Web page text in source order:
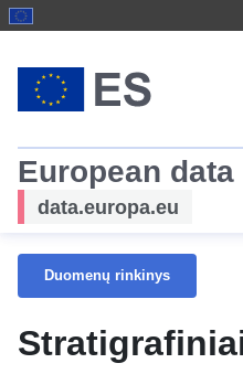
European data
data.europa.eu
Duomenų rinkinys